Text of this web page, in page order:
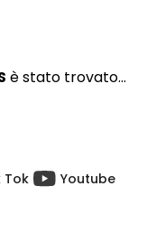
è stato trovato...
Tok Youtube